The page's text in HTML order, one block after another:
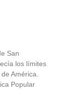
San
los límites
América.
Popular